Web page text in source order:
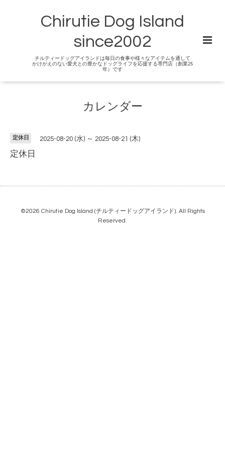
Chirutie Dog Island
since2002
チルティードッグアイランドは毎日の食事や様々なアイテムを通して
かけがえのない愛犬との豊かなドッグライフを応援する専門店（創業25
年）です
カレンダー
定休日 2025-08-20 (水) ～ 2025-08-21 (木)
定休日
©2026 Chirutie Dog Island (チルティードッグアイランド). All Rights
Reserved.